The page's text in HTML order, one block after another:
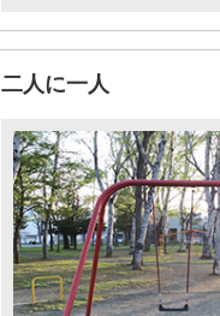
二人に一人